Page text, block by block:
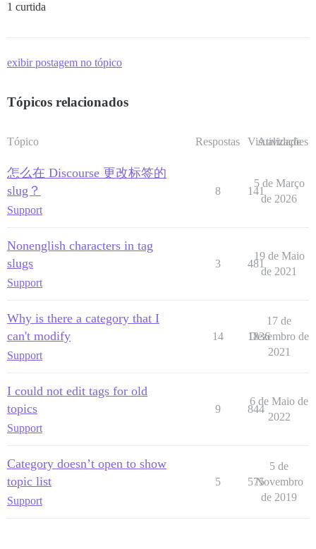
1 curtida
exibir postagem no tópico
Tópicos relacionados
Tópico Respostas Visualizações
Atividade
怎么在 Discourse 更改标签的
slug？
Support
8 141
5 de Março
de 2026
Nonenglish characters in tag
slugs
Support
3 481
19 de Maio
de 2021
Why is there a category that I
can't modify
Support
14 1836
17 de
Dezembro de
2021
I could not edit tags for old
topics
Support
9 844
6 de Maio de
2022
Category doesn’t open to show
topic list
Support
5 575
5 de
Novembro
de 2019